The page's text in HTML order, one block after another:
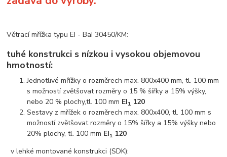
Větrací mřížka typu EI - BaI 30450/KM:
tuhé konstrukci s nízkou i vysokou objemovou
hmotností:
Jednotlivé mřížky o rozměrech max. 800x400 mm, tl. 100 mm
s možností zvětšovat rozměry o 15 % šířky a 15% výšky,
nebo 20 % plochy,tl. 100 mm EI1 120
Sestavy z mřížek o rozměrech max. 800x400, tl. 100 mm s
možností zvětšovat rozměry o 15% šířky a 15% výšky nebo
20% plochy, tl. 100 mm EI1 120
v lehké montované konstrukci (SDK):